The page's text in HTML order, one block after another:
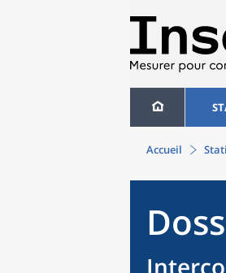
Accueil